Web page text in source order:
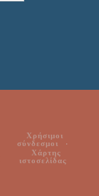
Χρήσιμοι
σύνδεσμοι
Χάρτης
ιστοσελίδας